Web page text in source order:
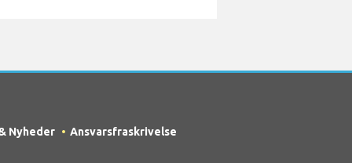
Nyheder Ansvarsfraskrivelse